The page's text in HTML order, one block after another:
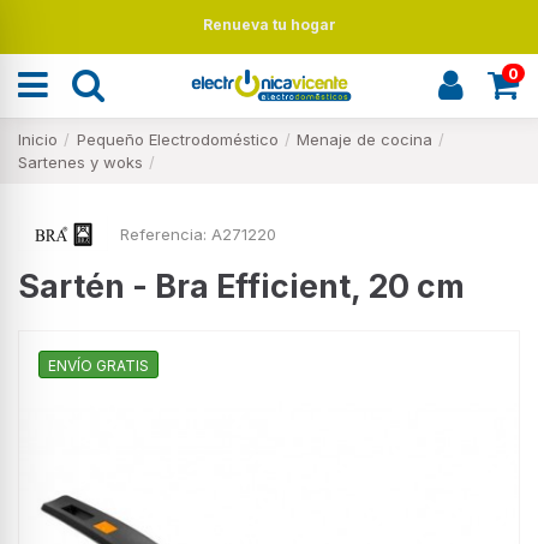
Renueva tu hogar
0
Inicio Pequeño Electrodoméstico
Menaje de cocina
Sartenes y woks
Referencia: A271220
Sartén - Bra Efficient, 20 cm
ENVÍO GRATIS